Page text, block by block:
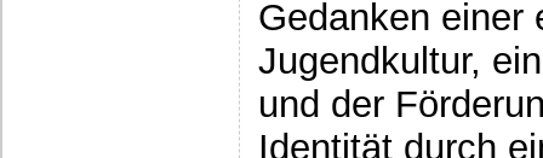
Gedanken einer
Jugendkultur,
und der
Identität durch